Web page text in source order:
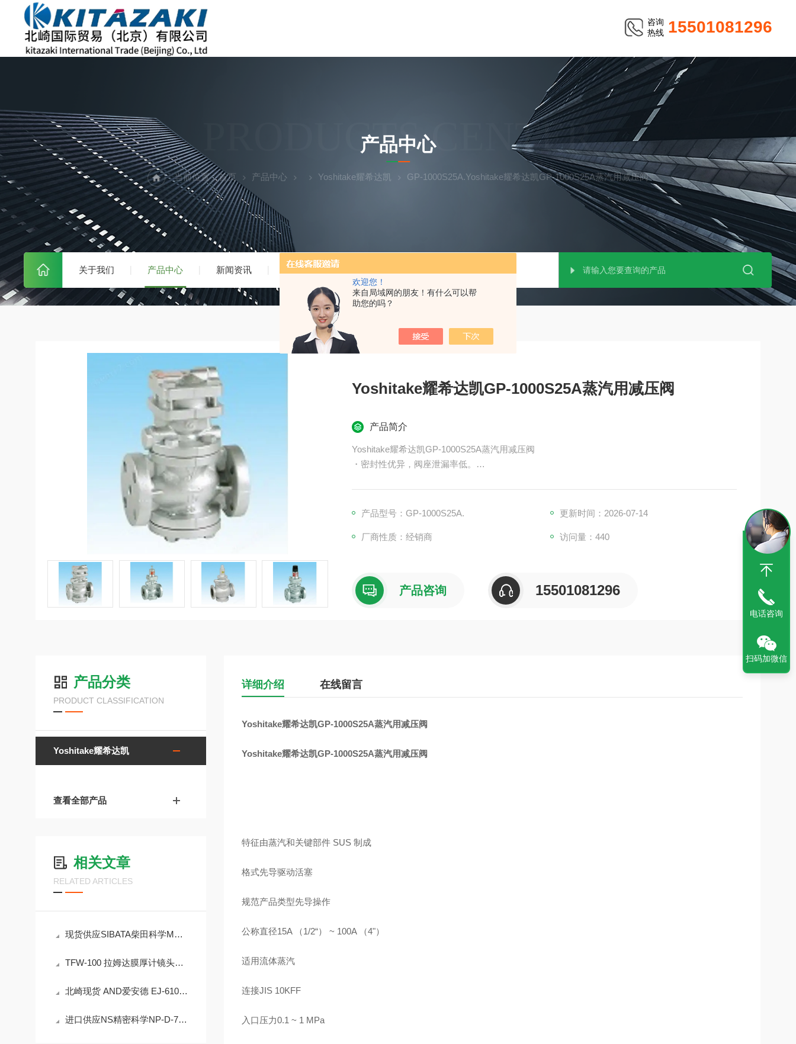
欢迎您！
来自局域网的朋友！有什么可以帮
助您的吗？
咨询
热线 15501081296
关于我们 产品中心 新闻资讯 技术文章
PRODUCTS CENTER
产品中心
当前位置：首页 产品中心 Yoshitake耀希达凯 GP-1000S25A.Yoshitake耀希达凯GP-1000S25A蒸汽用减压阀
Yoshitake耀希达凯GP-1000S25A蒸汽用减压阀
产品简介
Yoshitake耀希达凯GP-1000S25A蒸汽用减压阀
・密封性优异，阀座泄漏率低。
产品型号：GP-1000S25A.
更新时间：2026-07-14
厂商性质：经销商 访问量：440
产品咨询 15501081296
产品分类
PRODUCT CLASSIFICATION
Yoshitake耀希达凯
查看全部产品
相关文章
RELATED ARTICLES
现货供应SIBATA柴田科学MP-Σ100HNⅡ便携式微型空气采样泵
TFW-100 拉姆达膜厚计镜头清洁、光源更换保养维修步骤
北崎现货 AND爱安德 EJ-610B 个人天平
进口供应NS精密科学NP-D-702A 防爆柱塞泵
详细介绍 在线留言
Yoshitake耀希达凯GP-1000S25A蒸汽用减压阀
Yoshitake耀希达凯GP-1000S25A蒸汽用减压阀
特征由蒸汽和关键部件 SUS 制成
格式先导驱动活塞
规范产品类型先导操作
公称直径15A （1/2“） ~ 100A （4"）
适用流体蒸汽
连接JIS 10KFF
入口压力0.1 ~ 1 MPa
电话咨询
扫码加微信